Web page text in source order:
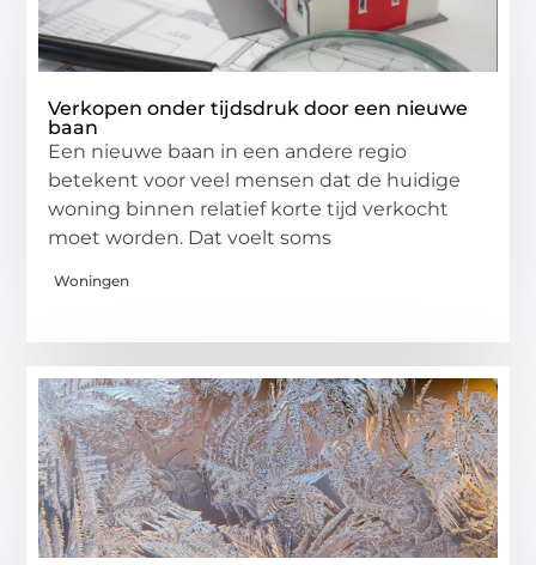
Verkopen onder tijdsdruk door een nieuwe
baan
Een nieuwe baan in een andere regio
betekent voor veel mensen dat de huidige
woning binnen relatief korte tijd verkocht
moet worden. Dat voelt soms
Woningen